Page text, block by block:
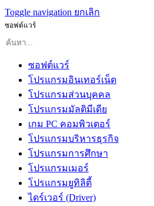
Toggle navigation ยกเลิก
ซอฟต์แวร์
ซอฟต์แวร์
โปรแกรมอินเทอร์เน็ต
โปรแกรมส่วนบุคคล
โปรแกรมมัลติมีเดีย
เกม PC คอมพิวเตอร์
โปรแกรมบริหารธุรกิจ
โปรแกรมการศึกษา
โปรแกรมเมอร์
โปรแกรมยูทิลิตี้
ไดร์เวอร์ (Driver)